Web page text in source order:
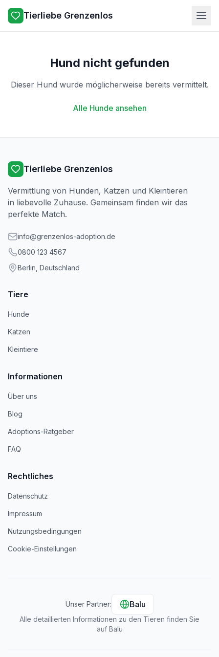
Tierliebe Grenzenlos
Hund nicht gefunden
Dieser Hund wurde möglicherweise bereits vermittelt.
Alle Hunde ansehen
Tierliebe Grenzenlos
Vermittlung von Hunden, Katzen und Kleintieren
in liebevolle Zuhause. Gemeinsam finden wir das
perfekte Match.
info@grenzenlos-adoption.de
0800 123 4567
Berlin, Deutschland
Tiere
Hunde
Katzen
Kleintiere
Informationen
Über uns
Blog
Adoptions-Ratgeber
FAQ
Rechtliches
Datenschutz
Impressum
Nutzungsbedingungen
Cookie-Einstellungen
Unser Partner: Balu
Alle detaillierten Informationen zu den Tieren finden Sie
auf Balu